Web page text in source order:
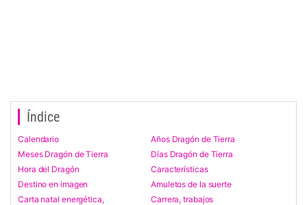
Índice
Calendario
Años Dragón de Tierra
Meses Dragón de Tierra
Días Dragón de Tierra
Hora del Dragón
Características
Destino en imagen
Amuletos de la suerte
Carta natal energética,
Carrera, trabajos